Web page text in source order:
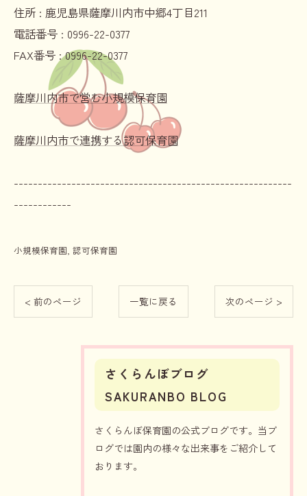
住所 : 鹿児島県薩摩川内市中郷4丁目211
電話番号 : 0996-22-0377
FAX番号 :0996-22-0377
薩摩川内市で営む小規模保育園
薩摩川内市で連携する認可保育園
----------------------------------------------------------
------------
小規模保育園 認可保育園
< 前のページ 一覧に戻る 次のページ >
さくらんぼブログ
SAKURANBO BLOG
さくらんぼ保育園の公式ブログです。当ブ
ログでは園内の様々な出来事をご紹介して
おります。